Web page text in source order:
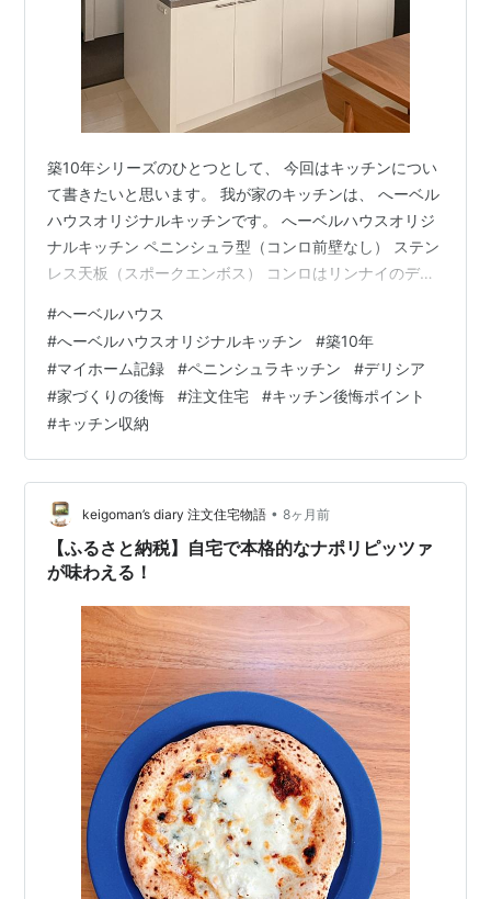
築10年シリーズのひとつとして、 今回はキッチンについ
て書きたいと思います。 我が家のキッチンは、 へーベル
ハウスオリジナルキッチンです。 へーベルハウスオリジ
ナルキッチン ペニンシュラ型（コンロ前壁なし） ステン
レス天板（スポークエンボス） コンロはリンナイのデリ
のキッチンパネル を採用しました。 当時は、「これで完
璧」と思って決めました。 そして10年。 正直に書きま
す。 ➀ペニンシュラ型（壁なし）は 後悔していない コ
ンロ前は、壁ではなくガラス！ まず、ペニンシュラ型に
したことは後悔していません。 分譲マンションに住んで
いた時にも ペ…
#ヘーベルハウス
#へーベルハウスオリジナルキッチン #築10年
#マイホーム記録 #ペニンシュラキッチン #デリシア
#家づくりの後悔 #注文住宅 #キッチン後悔ポイント
#キッチン収納
keigoman’s diary 注文住宅物語 • 8ヶ月前
【ふるさと納税】自宅で本格的なナポリピッツァ
が味わえる！